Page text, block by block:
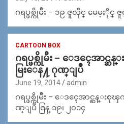
ဂရပ္ဖစ္ကိုမ်ဴိး – ၁၉ ဇူလိုင္ မေမ့ႏိုင္
CARTOON BOX
ဂရပ္ဖစ္ကိုမ်ဴိး – ေဒၚေအာ
မြးေန႔ ဂုဏ္ျပဳ
June 19, 2014 admin
ဂရပ္ဖစ္ကိုမ်ဴိး – ေဒၚေအာင္ဆန္း
ဏ္ျပဳ ဇြန္ ၁၉၊ ၂၀၁၄